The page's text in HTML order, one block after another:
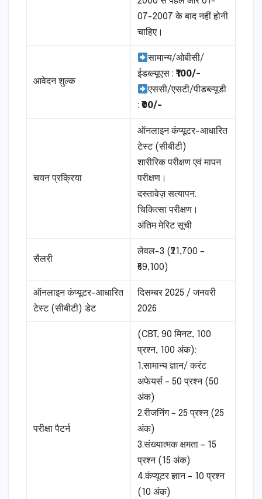
07-2007 के बाद नहीं होनी
चाहिए।
आवेदन शुल्क
सामान्य/ओबीसी/
ईडब्ल्यूएस :₹100/-
एससी/एसटी/पीडब्ल्यूडी
:₹00/-
चयन प्रक्रिया
ऑनलाइन कंप्यूटर-आधारित
टेस्ट (सीबीटी)
शारीरिक परीक्षण एवं मापन
परीक्षण।
दस्तावेज़ सत्यापन.
चिकित्सा परीक्षण।
अंतिम मेरिट सूची
सैलरी
लेवल-3 (₹21,700 –
₹69,100)
ऑनलाइन कंप्यूटर-आधारित
टेस्ट (सीबीटी) डेट
दिसम्बर 2025 / जनवरी
2026
परीक्षा पैटर्न
(CBT, 90 मिनट, 100
प्रश्न, 100 अंक):
1.सामान्य ज्ञान/ करंट
अफेयर्स – 50 प्रश्न (50
अंक)
2.रीजनिंग – 25 प्रश्न (25
अंक)
3.संख्यात्मक क्षमता – 15
प्रश्न (15 अंक)
4.कंप्यूटर ज्ञान – 10 प्रश्न
(10 अंक)